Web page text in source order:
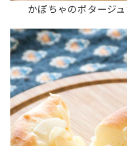
かぼちゃのポタージ